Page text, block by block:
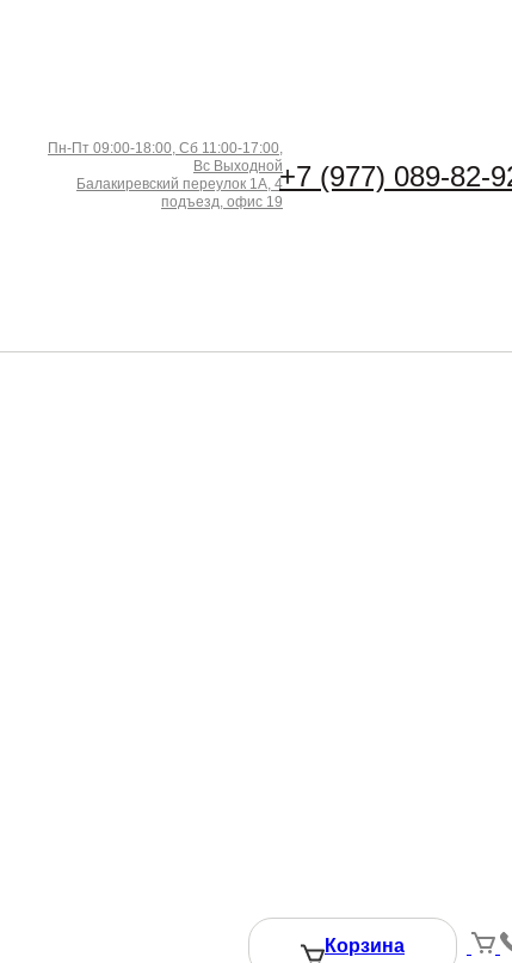
Пн-Пт 09:00-18:00, Сб 11:00-17:00,
Вс Выходной
Балакиревский переулок 1А, 4
подъезд, офис 19
+7 (977) 089-82-
Корзина